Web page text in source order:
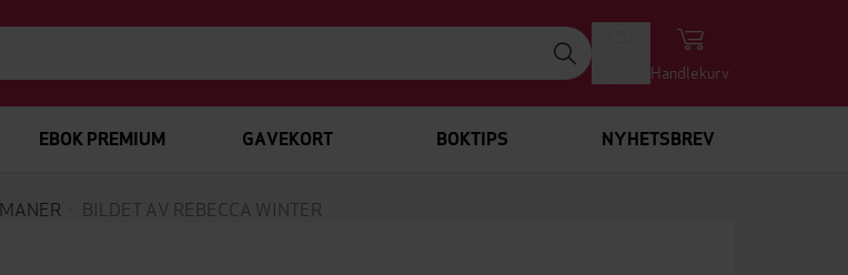
Handlekurv
EBOK PREMIUM GAVEKORT BOKTIPS NYHETSBREV
BILDET AV REBECCA WINTER